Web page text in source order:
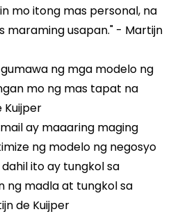
mo itong mas personal, na
maraming usapan." - Martijn
ng mga modelo ng
mo ng mas tapat na
Kuijper
ay maaaring maging
ng modelo ng negosyo
ito ay tungkol sa
ng madla at tungkol sa
de Kuijper